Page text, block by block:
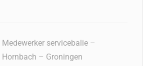
Medewerker servicebalie –
Hornbach – Groningen